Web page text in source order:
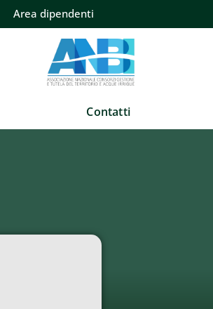
Area dipendenti
Contatti